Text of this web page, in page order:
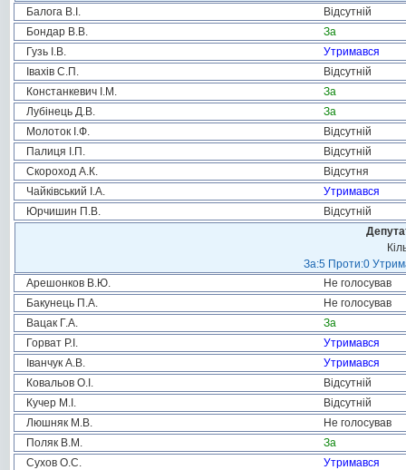
Балога В.І.
Відсутній
Бондар В.В.
За
Гузь І.В.
Утримався
Івахів С.П.
Відсутній
Констанкевич І.М.
За
Лубінець Д.В.
За
Молоток І.Ф.
Відсутній
Палиця І.П.
Відсутній
Скороход А.К.
Відсутня
Чайківський І.А.
Утримався
Юрчишин П.В.
Відсутній
За:5 Проти:0
Арешонков В.Ю.
Не голосував
Бакунець П.А.
Не голосував
Вацак Г.А.
За
Горват Р.І.
Утримався
Іванчук А.В.
Утримався
Ковальов О.І.
Відсутній
Кучер М.І.
Відсутній
Люшняк М.В.
Не голосував
Поляк В.М.
За
Сухов О.С.
Утримався